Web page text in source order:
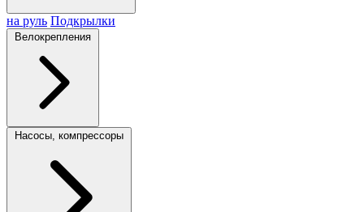
на руль Подкрылки
Велокрепления
Насосы, компрессоры